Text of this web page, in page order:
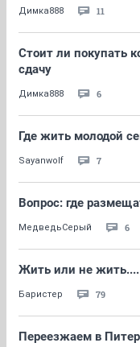
Димка888 11
Стоит ли покупать
сдачу
Димка888 6
Где жить молодой
Sayanwolf 7
Вопрос: где
МедведьСерый 6
Жить или не
Баристер 79
Переезжаем в